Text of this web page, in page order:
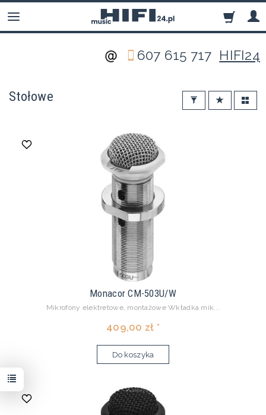
607 615 717 HIFI24
Stołowe
Monacor CM-503U/W
Mikrofony elektretowe, montażowe Wkładka mik...
409,00 zł *
Do koszyka